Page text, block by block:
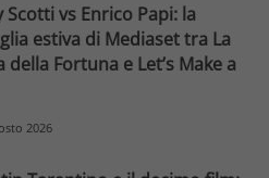
Scotti vs Enrico Papi: la
estiva di Mediaset tra La
della Fortuna e Let’s Make a
2026